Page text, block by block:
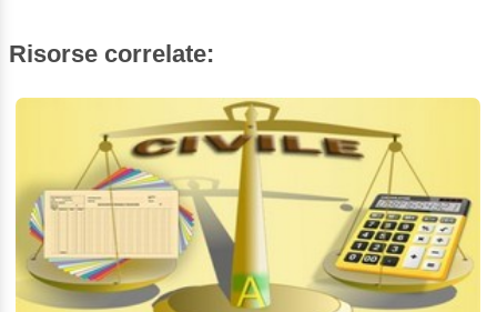
Risorse correlate: